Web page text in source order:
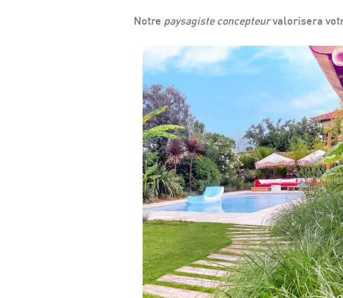
Notre paysagiste concepteurvalorisera